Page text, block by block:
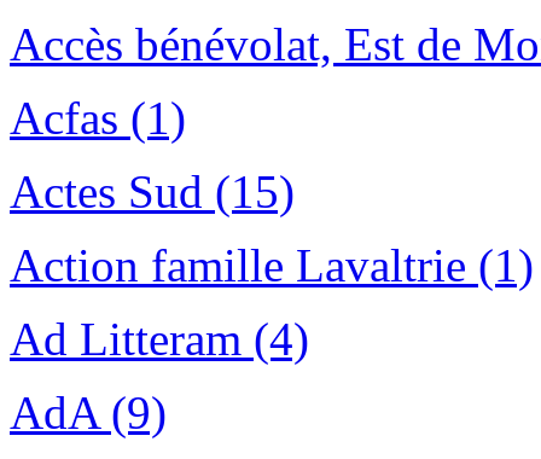
Accès bénévolat, Est de
Acfas (1)
Actes Sud (15)
Action famille Lavaltrie (1)
Ad Litteram (4)
AdA (9)